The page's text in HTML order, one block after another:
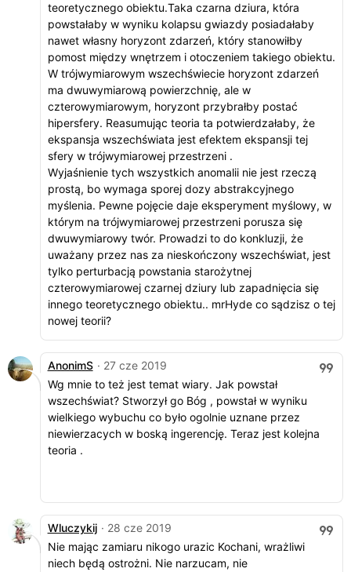
teoretycznego obiektu.Taka czarna dziura, która
powstałaby w wyniku kolapsu gwiazdy posiadałaby
nawet własny horyzont zdarzeń, który stanowiłby
pomost między wnętrzem i otoczeniem takiego obiektu.
W trójwymiarowym wszechświecie horyzont zdarzeń
ma dwuwymiarową powierzchnię, ale w
czterowymiarowym, horyzont przybrałby postać
hipersfery. Reasumując teoria ta potwierdzałaby, że
ekspansja wszechświata jest efektem ekspansji tej
sfery w trójwymiarowej przestrzeni .
Wyjaśnienie tych wszystkich anomalii nie jest rzeczą
prostą, bo wymaga sporej dozy abstrakcyjnego
myślenia. Pewne pojęcie daje eksperyment myślowy, w
którym na trójwymiarowej przestrzeni porusza się
dwuwymiarowy twór. Prowadzi to do konkluzji, że
uważany przez nas za nieskończony wszechświat, jest
tylko perturbacją powstania starożytnej
czterowymiarowej czarnej dziury lub zapadnięcia się
innego teoretycznego obiektu.. mrHyde co sądzisz o tej
nowej teorii?
AnonimS · 27 cze 2019
Wg mnie to też jest temat wiary. Jak powstał
wszechświat? Stworzył go Bóg , powstał w wyniku
wielkiego wybuchu co było ogolnie uznane przez
niewierzacych w boską ingerencję. Teraz jest kolejna
teoria .
Wluczykij · 28 cze 2019
Nie mając zamiaru nikogo urazic Kochani, wrażliwi
niech będą ostrożni. Nie narzucam, nie